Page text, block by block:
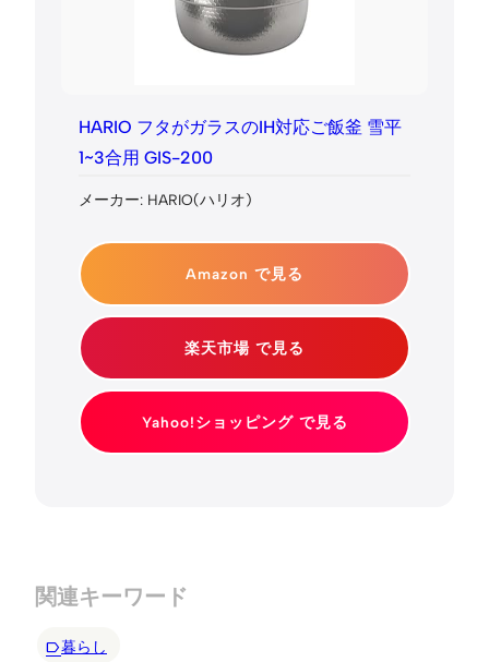
HARIO フタがガラスのIH対応ご飯釜 雪平
1~3合用 GIS-200
メーカー: HARIO(ハリオ)
Amazon で見る
楽天市場 で見る
Yahoo!ショッピング で見る
関連キーワード
暮らし